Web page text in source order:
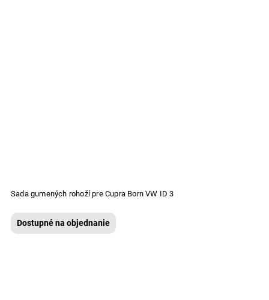
Sada gumených rohoží pre Cupra Born VW ID 3
Dostupné na objednanie